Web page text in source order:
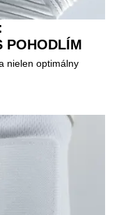
POHODLÍM
nielen optimálny